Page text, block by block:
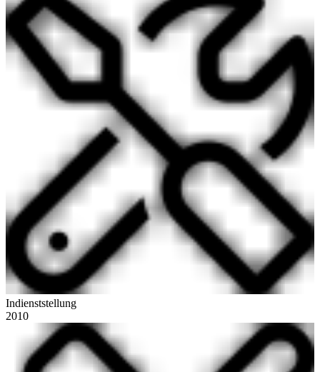
Indienststellung
2010